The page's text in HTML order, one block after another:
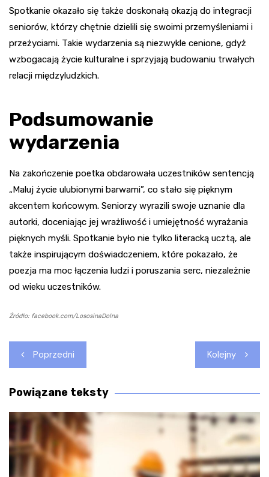
Spotkanie okazało się także doskonałą okazją do integracji
seniorów, którzy chętnie dzielili się swoimi przemyśleniami i
przeżyciami. Takie wydarzenia są niezwykle cenione, gdyż
wzbogacają życie kulturalne i sprzyjają budowaniu trwałych
relacji międzyludzkich.
Podsumowanie
wydarzenia
Na zakończenie poetka obdarowała uczestników sentencją
„Maluj życie ulubionymi barwami”, co stało się pięknym
akcentem końcowym. Seniorzy wyrazili swoje uznanie dla
autorki, doceniając jej wrażliwość i umiejętność wyrażania
pięknych myśli. Spotkanie było nie tylko literacką ucztą, ale
także inspirującym doświadczeniem, które pokazało, że
poezja ma moc łączenia ludzi i poruszania serc, niezależnie
od wieku uczestników.
Źródło: facebook.com/LososinaDolna
Nawigacja
wpisu
Poprzedni Kolejny
Powiązane teksty